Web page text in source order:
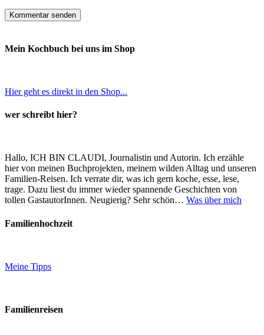
Mein Kochbuch bei uns im Shop
Hier geht es direkt in den Shop...
wer schreibt hier?
Hallo, ICH BIN CLAUDI, Journalistin und Autorin. Ich erzähle
hier von meinen Buchprojekten, meinem wilden Alltag und unseren
Familien-Reisen. Ich verrate dir, was ich gern koche, esse, lese,
trage. Dazu liest du immer wieder spannende Geschichten von
tollen GastautorInnen. Neugierig? Sehr schön… Was über mich
Familienhochzeit
Meine Tipps
Familienreisen